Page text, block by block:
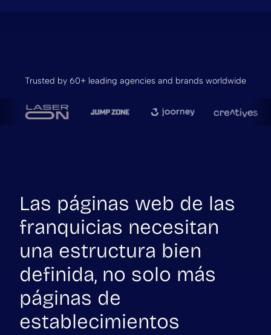
Trusted by 60+ leading agencies and brands worldwide
Las páginas web de las
franquicias necesitan
una estructura bien
definida, no solo más
páginas de
establecimientos